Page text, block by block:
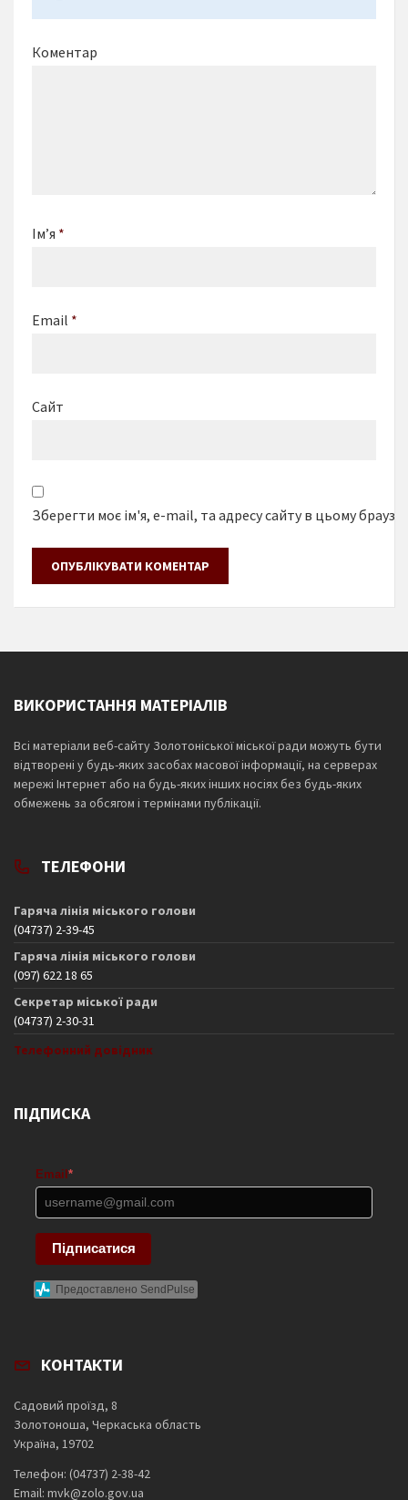
Коментар
Ім’я *
Email *
Сайт
Зберегти моє ім'я, e-mail, та адресу сайту в цьому
ВИКОРИСТАННЯ МАТЕРІАЛІВ
Всі матеріали веб-сайту Золотоніської міської ради можуть бути
відтворені у будь-яких засобах масової інформації, на серверах
мережі Інтернет або на будь-яких інших носіях без будь-яких
обмежень за обсягом і термінами публікації.
ТЕЛЕФОНИ
Гаряча лінія міського голови
(04737) 2-39-45
Гаряча лінія міського голови
(097) 622 18 65
Секретар міської ради
(04737) 2-30-31
Телефонний довідник
ПІДПИСКА
Email *
Підписатися
Предоставлено SendPulse
КОНТАКТИ
Садовий проїзд, 8
Золотоноша, Черкаська область
Україна, 19702
Телефон: (04737) 2-38-42
Email: mvk@zolo.gov.ua